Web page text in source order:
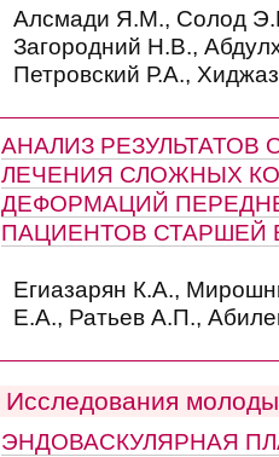
Алсмади Я.М., Солод
Загородний Н.В.,
Петровский Р.А.,
АНАЛИЗ РЕЗУЛЬТАТОВ
ЛЕЧЕНИЯ СЛОЖНЫХ
ДЕФОРМАЦИЙ
ПАЦИЕНТОВ СТАРШЕЙ
Егиазарян К.А.,
Е.А., Ратьев А.П.,
Исследования
ЭНДОВАСКУЛЯРНАЯ